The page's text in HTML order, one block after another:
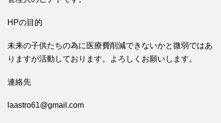
HPの目的
未来の子供たちの為に医療費削減できないかと微弱ではあ
りますが活動しております。よろしくお願いします。
連絡先
laastro61@gmail.com